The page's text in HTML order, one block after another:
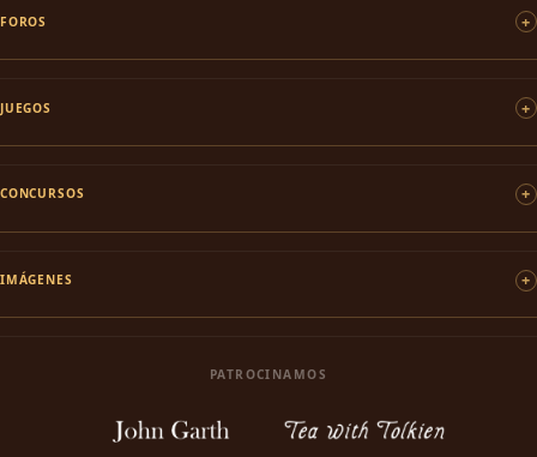
FOROS
JUEGOS
CONCURSOS
IMÁGENES
PATROCINAMOS